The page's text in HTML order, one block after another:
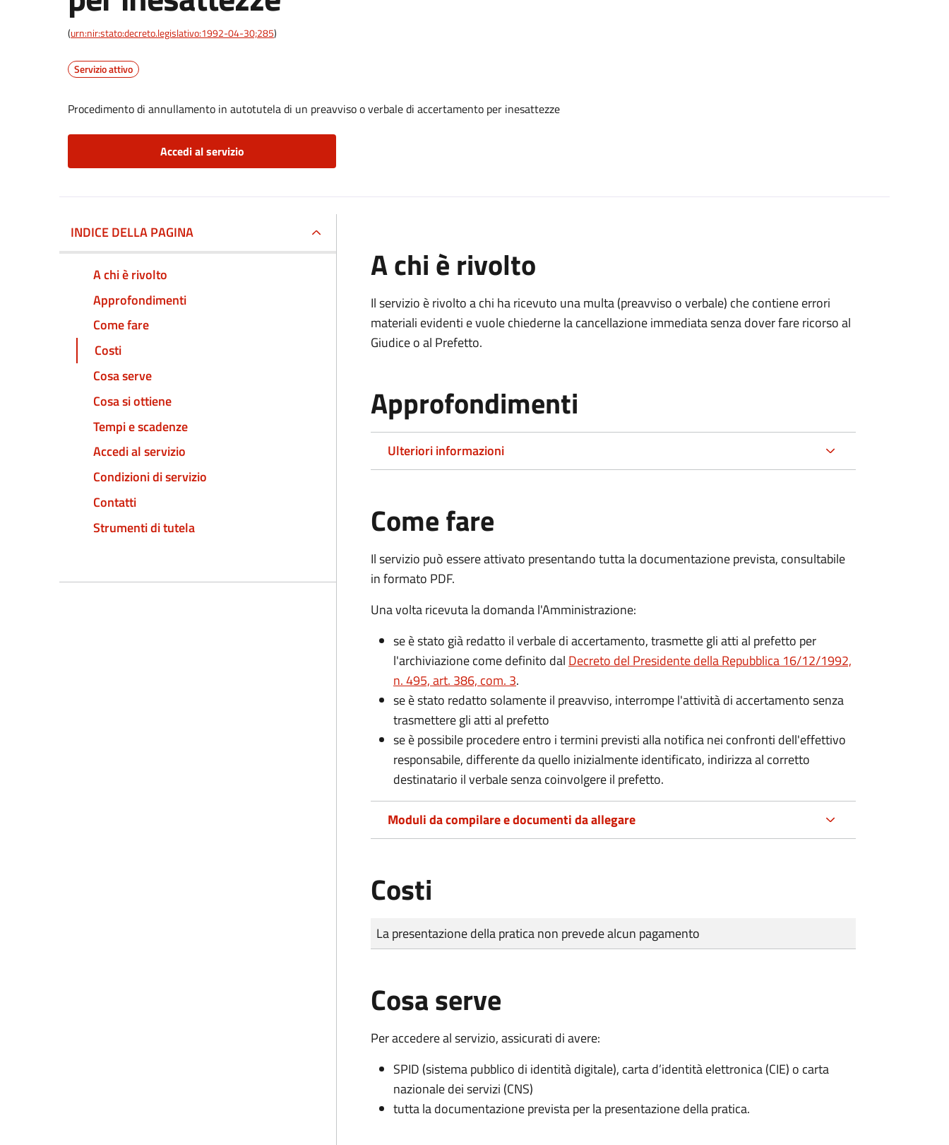
(urn:nir:stato:decreto.legislativo:1992-04-30;285)
Servizio attivo
Procedimento di annullamento in autotutela di un preavviso o verbale di accertamento per inesattezze
Accedi al servizio
INDICE DELLA PAGINA
A chi è rivolto
Approfondimenti
Come fare
Costi
Cosa serve
Cosa si ottiene
Tempi e scadenze
Accedi al servizio
Condizioni di servizio
Contatti
Strumenti di tutela
A chi è rivolto
Il servizio è rivolto a chi ha ricevuto una multa (preavviso o verbale) che contiene errori
materiali evidenti e vuole chiederne la cancellazione immediata senza dover fare ricorso al
Giudice o al Prefetto.
Approfondimenti
Ulteriori informazioni
Come fare
Il servizio può essere attivato presentando tutta la documentazione prevista, consultabile
in formato PDF.
Una volta ricevuta la domanda l'Amministrazione:
se è stato già redatto il verbale di accertamento, trasmette gli atti al prefetto per
l'archiviazione come definito dal Decreto del Presidente della Repubblica 16/12/1992,
n. 495, art. 386, com. 3.
se è stato redatto solamente il preavviso, interrompe l'attività di accertamento senza
trasmettere gli atti al prefetto
se è possibile procedere entro i termini previsti alla notifica nei confronti dell'effettivo
responsabile, differente da quello inizialmente identificato, indirizza al corretto
destinatario il verbale senza coinvolgere il prefetto.
Moduli da compilare e documenti da allegare
Costi
Tipo di pagamento
Importo
La presentazione della pratica non prevede alcun pagamento
Cosa serve
Per accedere al servizio, assicurati di avere:
SPID (sistema pubblico di identità digitale), carta d’identità elettronica (CIE) o carta
nazionale dei servizi (CNS)
tutta la documentazione prevista per la presentazione della pratica.